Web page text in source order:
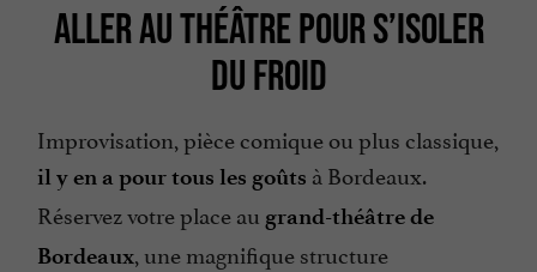
ALLER AU THÉÂTRE POUR S’ISOLER
DU FROID
Improvisation, pièce comique ou plus classique,
il y en a pour tous les goûts à Bordeaux.
Réservez votre place au grand-théâtre de
Bordeaux, une magnifique structure